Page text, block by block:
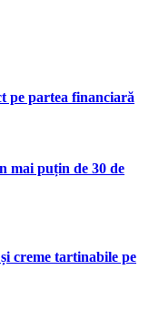
pe partea financiară
mai puțin de 30 de
creme tartinabile pe